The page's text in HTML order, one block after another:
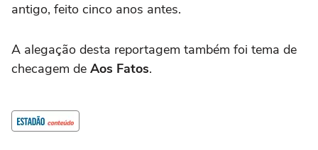
antigo, feito cinco anos antes.
A alegação desta reportagem também foi tema de
checagem de Aos Fatos.